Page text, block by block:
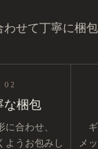
せて丁寧に梱
02
な梱包
に合わせ、
ようお包みし
メ